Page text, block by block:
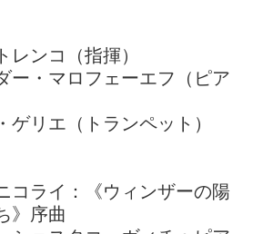
レンコ（指揮）
ー・マロフェーエフ（ピア
ゲリエ（トランペット）
コライ：《ウィンザーの陽
》序曲